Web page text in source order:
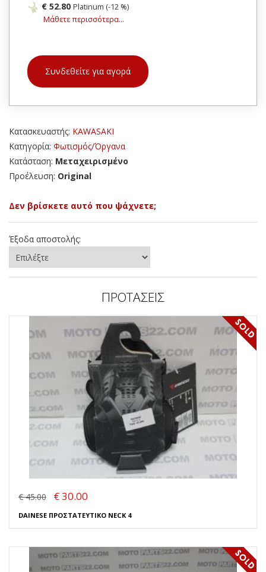
€ 52.80 Platinum (-12 %)
Μάθετε περισσότερα...
Συνδεθείτε για αγορά
Κατασκευαστής: KAWASAKI
Κατηγορία: Φωτισμός/Όργανα
Κατάσταση: Μεταχειρισμένο
Προέλευση: Original
Δεν βρίσκετε αυτό που ψάχνετε;
Έξοδα αποστολής:
ΠΡΟΤΑΣΕΙΣ
€ 45.00 € 30.00
DAINESE ΠΡΟΣΤΑΤΕΥΤΙΚΟ NECK 4